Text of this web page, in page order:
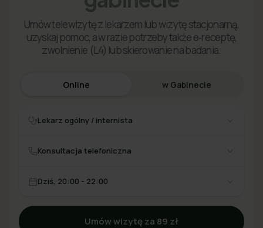
Umów telewizytę z lekarzem lub wizytę stacjonarną,
uzyskaj pomoc, a w razie potrzeby także e‑receptę,
zwolnienie (L4) lub skierowanie na badania.
Online w Gabinecie
Lekarz ogólny / internista
Konsultacja telefoniczna
Dziś, 20:00 - 22:00
Umów wizytę za 89 zł